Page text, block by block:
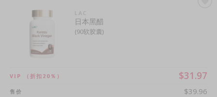
LAC
日本黑醋
(90软胶囊)
VIP （折扣20％） $31.97
售价 $39.96